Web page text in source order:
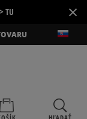
TU ×
HĽADAŤ